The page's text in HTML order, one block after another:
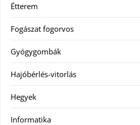
Étterem
Fogászat fogorvos
Gyógygombák
Hajóbérlés-vitorlás
Hegyek
Informatika